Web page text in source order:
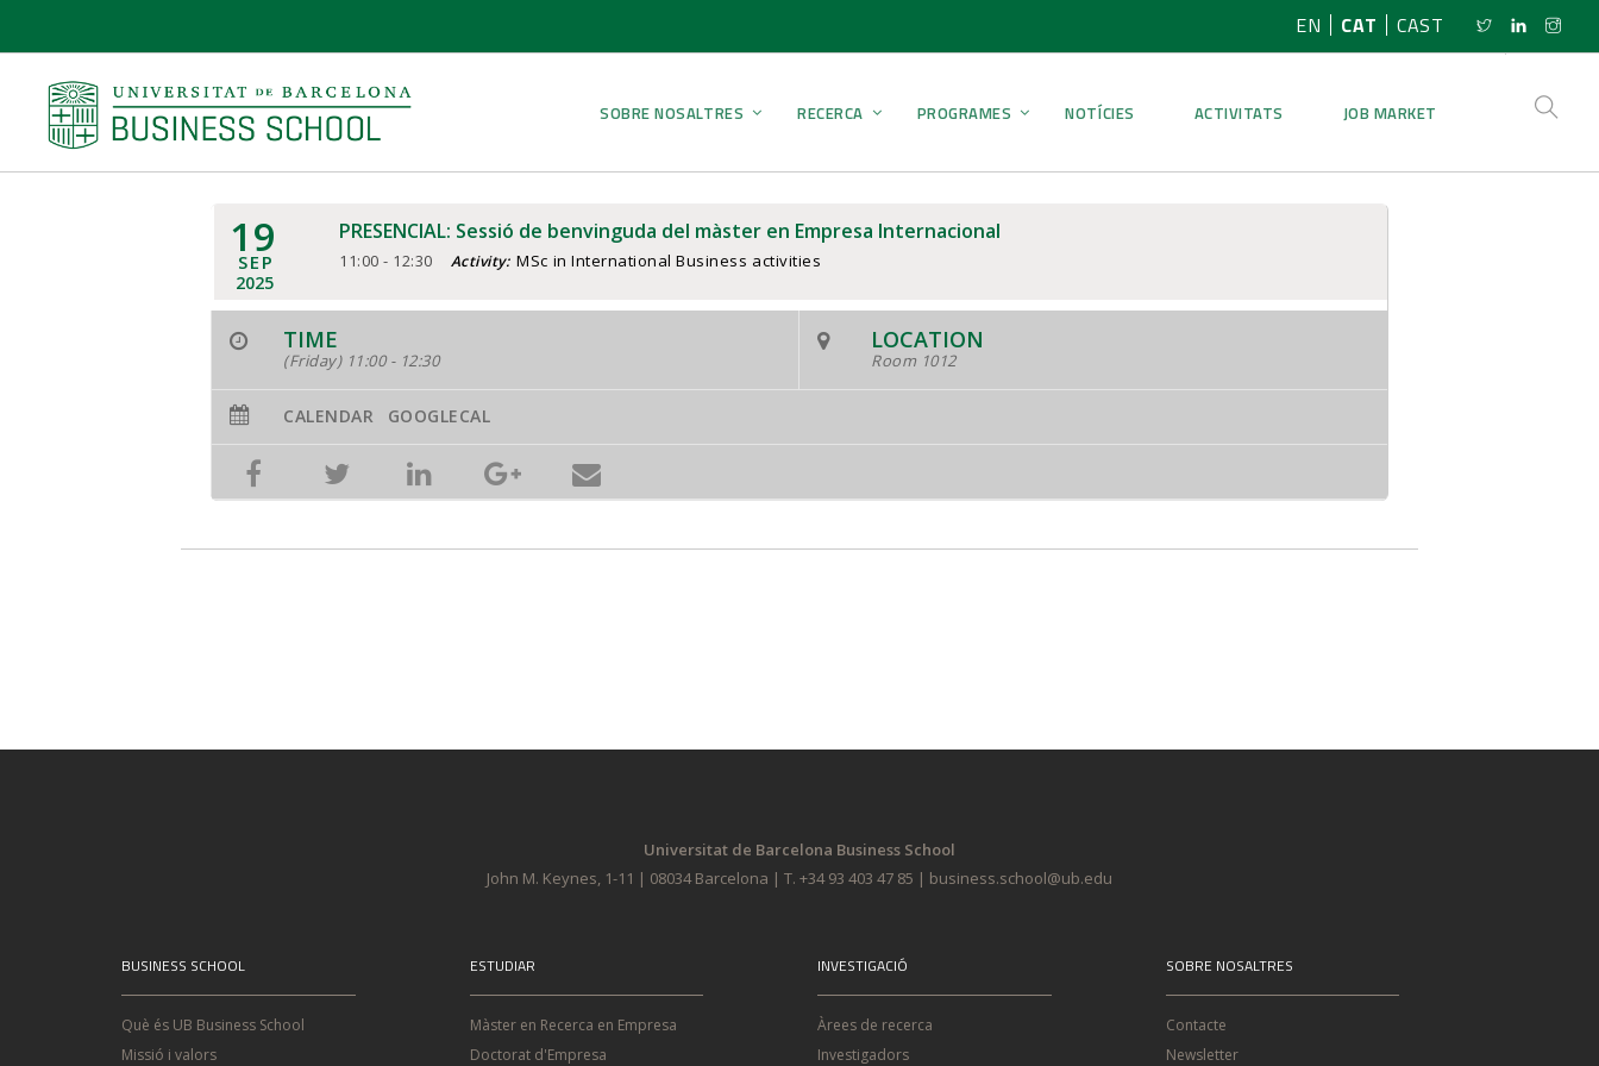
EN CAT CAST
SOBRE NOSALTRES RECERCA PROGRAMES NOTÍCIES ACTIVITATS JOB MARKET
19
SEP
2025
PRESENCIAL: Sessió de benvinguda del màster en Empresa Internacional
11:00 - 12:30 Activity: MSc in International Business activities
TIME
(Friday) 11:00 - 12:30
LOCATION
Room 1012
CALENDAR GOOGLECAL
Universitat de Barcelona Business School
John M. Keynes, 1-11 | 08034 Barcelona | T. +34 93 403 47 85 | business.school@ub.edu
BUSINESS SCHOOL
Què és UB Business School
Missió i valors
ESTUDIAR
Màster en Recerca en Empresa
Doctorat d'Empresa
INVESTIGACIÓ
Àrees de recerca
Investigadors
SOBRE NOSALTRES
Contacte
Newsletter